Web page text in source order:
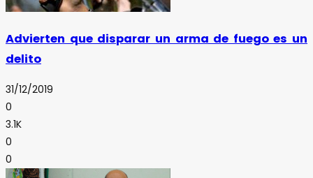
Advierten que disparar un arma de fuego es un
delito
31/12/2019
0
3.1K
0
0